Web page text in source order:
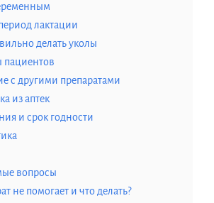
лактации
делать уколы
пациентов
с другими препаратами
из аптек
и срок годности
вопросы
не помогает и что делать?